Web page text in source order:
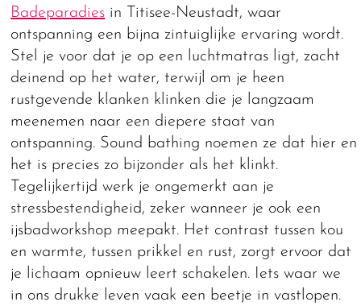
Badeparadies in Titisee-Neustadt, waar
ontspanning een bijna zintuiglijke ervaring wordt.
Stel je voor dat je op een luchtmatras ligt, zacht
deinend op het water, terwijl om je heen
rustgevende klanken klinken die je langzaam
meenemen naar een diepere staat van
ontspanning. Sound bathing noemen ze dat hier en
het is precies zo bijzonder als het klinkt.
Tegelijkertijd werk je ongemerkt aan je
stressbestendigheid, zeker wanneer je ook een
ijsbadworkshop meepakt. Het contrast tussen kou
en warmte, tussen prikkel en rust, zorgt ervoor dat
je lichaam opnieuw leert schakelen. Iets waar we
in ons drukke leven vaak een beetje in vastlopen.